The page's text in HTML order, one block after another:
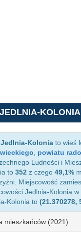
KOLONIA
Kolonia to wieś
powiatu
Ludności i
to 352 z czego 49,1%
Miejscowość
Jedlnia-Kolonia w
Kolonia to (21.370278,
mieszkańców (2021)